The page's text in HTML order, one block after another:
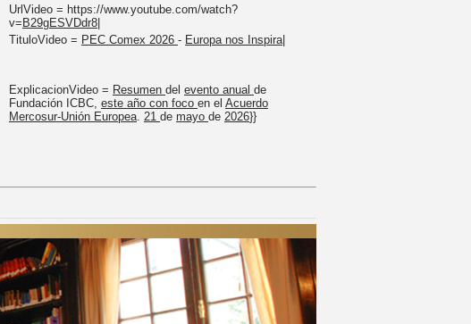
UrlVideo = https://www.youtube.com/watch?
v= B29gESVDdr8
TituloVideo = PEC Comex 2026 - Europa nos Inspira|
ExplicacionVideo = Resumen del evento anual de
Fundación ICBC, este año con foco en el Acuerdo
Mercosur-Unión Europea. 21 de mayo de 2026}}